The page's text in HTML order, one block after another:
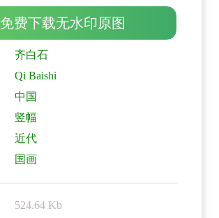
免费下载无水印原图
齐白石
Qi Baishi
中国
竖幅
近代
国画
524.64 Kb